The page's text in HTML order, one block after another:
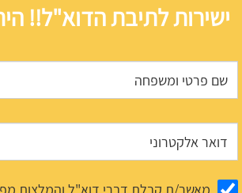
ישירות לתיבת הדוא"ל!!